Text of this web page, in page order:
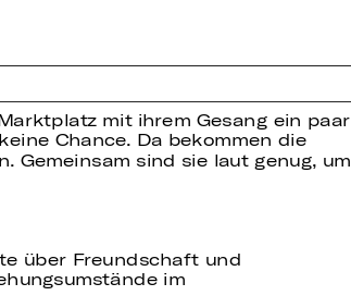
mit ihrem Gesang ein paar
Chance. Da bekommen die
Gemeinsam sind sie laut genug, um
über Freundschaft und
im